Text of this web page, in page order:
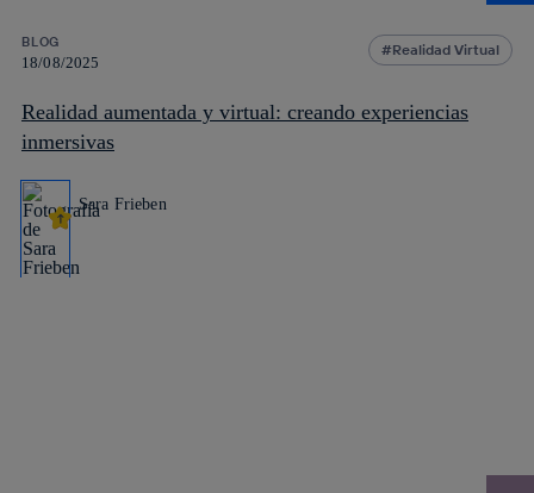
BLOG
18/08/2025
Realidad Virtual
Realidad aumentada y virtual: creando experiencias
inmersivas
Sara Frieben